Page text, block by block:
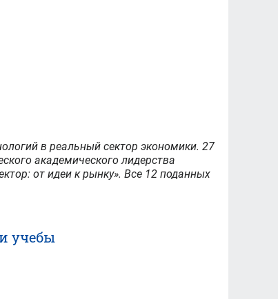
в реальный сектор экономики. 27
академического лидерства
от идеи к рынку». Все 12 поданных
учебы